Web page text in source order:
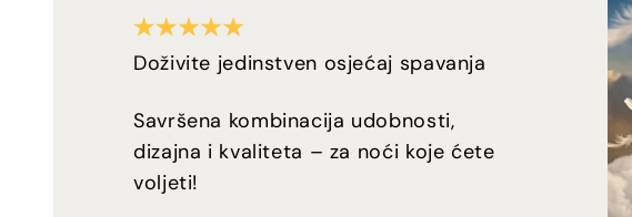
Doživite jedinstven osjećaj spavanja
Savršena kombinacija udobnosti,
dizajna i kvaliteta – za noći koje ćete
voljeti!